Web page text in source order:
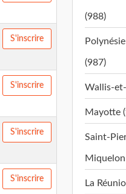
S'inscrire
S'inscrire
S'inscrire
S'inscrire
(988)
(987)
Wallis-
Mayotte
Saint-
La